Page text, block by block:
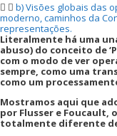
b) Visões globais das
moderno, caminhos da
representações.
Literalmente há uma
abuso) do conceito de
com o modo de ver
sempre, como uma
como um
Mostramos aqui que
por Flusser e Foucault,
totalmente diferente